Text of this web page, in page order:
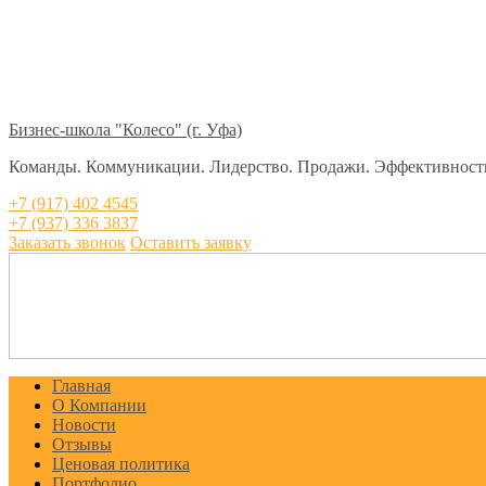
Бизнес-школа "Колесо" (г. Уфа)
Команды. Коммуникации. Лидерство. Продажи.
+7 (917) 402 4545
+7 (937) 336 3837
Заказать звонок Оставить заявку
Главная
О Компании
Новости
Отзывы
Ценовая политика